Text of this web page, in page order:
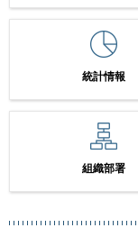
統計情報
組織部署